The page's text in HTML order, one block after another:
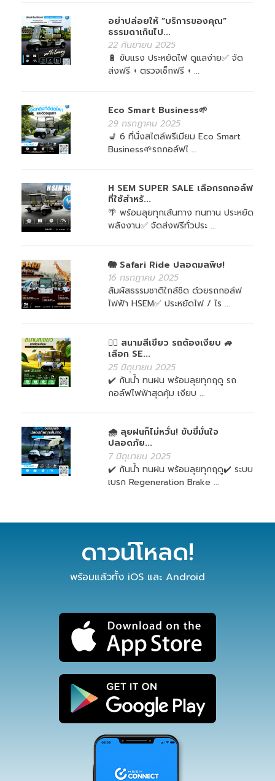
อย่าปล่อยให้ “บริการของคุณ”
ธรรมดาเกินไป...
22 กันยายน 2025
🔋 ขับแรง ประหยัดไฟ ดูแลง่าย✅ จัด
ส่งฟรี + ตรวจเช็กฟรี + ...
Eco Smart Business🌱
29 กรกฎาคม 2025
💺 6 ที่นั่งสไตล์พรีเมียม Eco Smart
Business🌱รถกอล์ฟไ ...
H SEM SUPER SALE เลือกรถกอล์ฟ
ที่ใช้สำหรั...
🌴 พร้อมลุยทุกเส้นทาง ทนทาน ประหยัด
พลังงาน✅ จัดส่งฟรีทั่วประ ...
🐘 Safari Ride ปลอดมลพิษ!
16 กรกฎาคม 2025
สัมผัสธรรมชาติใกล้ชิด ด้วยรถกอล์ฟ
ไฟฟ้า HSEM✅ ประหยัดไฟ / ไร ...
🏌️‍♀️ สนามสีเขียว รถต้องเงียบ 🚙
เลือก SE...
25 มิถุนายน 2025
✔️ กันน้ำ ทนฝน พร้อมลุยทุกฤดู รถ
กอล์ฟไฟฟ้าสุดคุ้ม เงียบ ...
🌧️ ลุยฝนก็ไม่หวั่น! ขับขี่มั่นใจ
ปลอดภัย...
7 มิถุนายน 2025
✔️ กันน้ำ ทนฝน พร้อมลุยทุกฤดู✔️ ระบบ
เบรก Regeneration Brake ...
ดาวน์โหลด!
พร้อมแล้วทั้ง iOS และ Android